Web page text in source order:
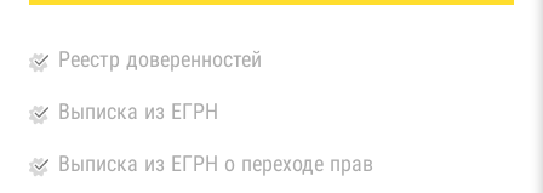
Реестр доверенностей
Выписка из ЕГРН
Выписка из ЕГРН о переходе прав